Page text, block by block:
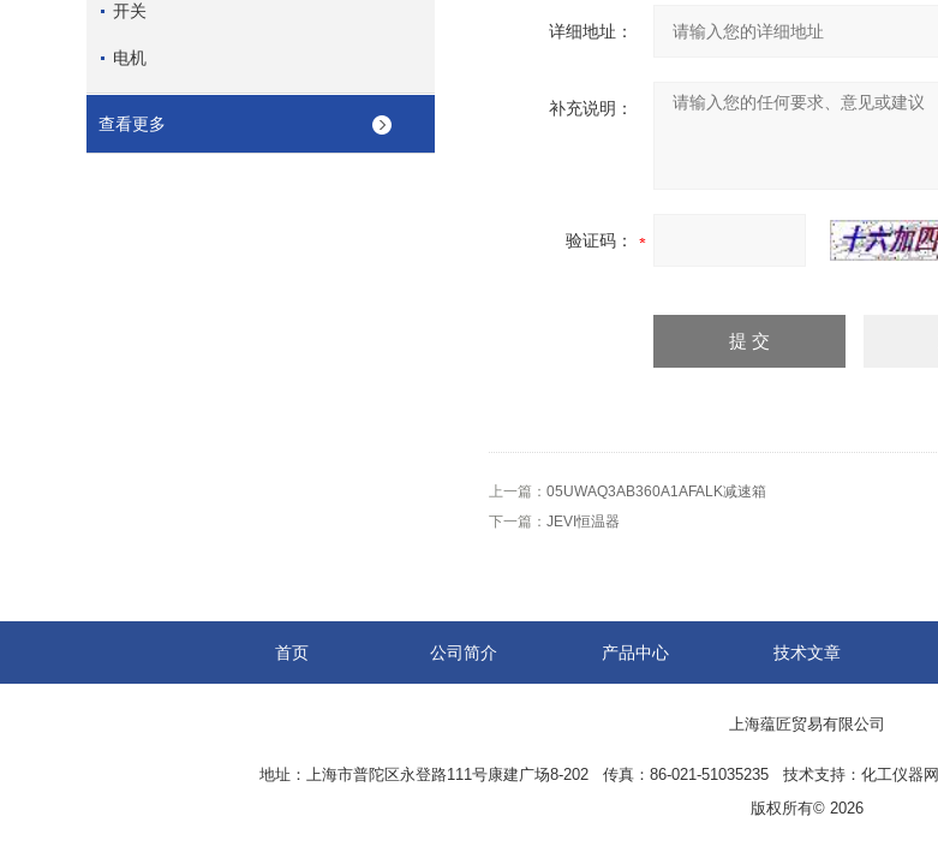
开关
电机
查看更多
详细地址：
补充说明：
验证码：
上一篇： 05UWAQ3AB360A1AFALK减速箱
下一篇： JEVI恒温器
首页 公司简介 产品中心 技术文章
上海蕴匠贸易有限公司
地址：上海市普陀区永登路111号康建广场8-202 传真：86-021-51035235 技术支持： 化工仪器网
版权所有© 2026